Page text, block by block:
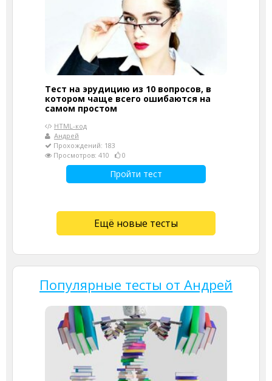
Тест на эрудицию из 10 вопросов, в
котором чаще всего ошибаются на
самом простом
HTML-код
Андрей
Прохождений: 183
Просмотров: 410
0
Пройти тест
Ещё новые тесты
Популярные тесты от Андрей